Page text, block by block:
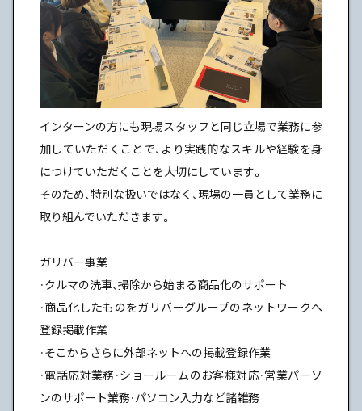
インターンの方にも現場スタッフと同じ立場で業務に参
加していただくことで、より実践的なスキルや経験を身
につけていただくことを大切にしています。
そのため、特別な扱いではなく、現場の一員として業務に
取り組んでいただきます。
ガリバー事業
・クルマの洗車、掃除から始まる商品化のサポート
・商品化したものをガリバーグループのネットワークへ
登録掲載作業
・そこからさらに外部ネットへの掲載登録作業
・電話応対業務・ショールームのお客様対応・営業パーソ
ンのサポート業務・パソコン入力など諸雑務